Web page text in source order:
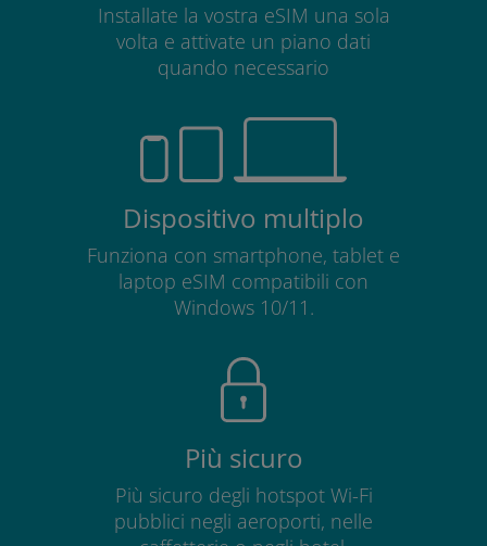
Installate la vostra eSIM una sola
volta e attivate un piano dati
quando necessario
Dispositivo multiplo
Funziona con smartphone, tablet e
laptop eSIM compatibili con
Windows 10/11.
Più sicuro
Più sicuro degli hotspot Wi-Fi
pubblici negli aeroporti, nelle